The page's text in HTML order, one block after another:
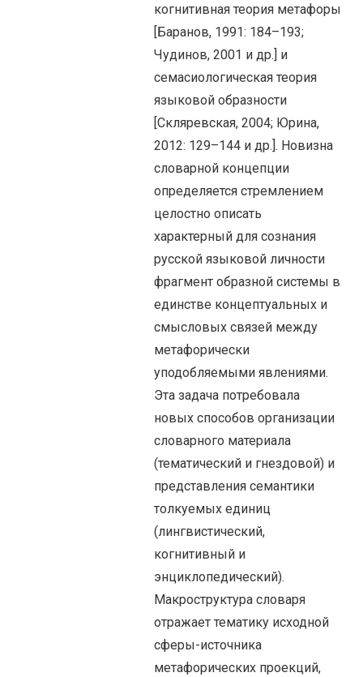
когнитивная теория метафоры
[Баранов, 1991: 184–193;
Чудинов, 2001 и др.] и
семасиологическая теория
языковой образности
[Скляревская, 2004; Юрина,
2012: 129–144 и др.]. Новизна
словарной концепции
определяется стремлением
целостно описать
характерный для сознания
русской языковой личности
фрагмент образной системы в
единстве концептуальных и
смысловых связей между
метафорически
уподобляемыми явлениями.
Эта задача потребовала
новых способов организации
словарного материала
(тематический и гнездовой) и
представления семантики
толкуемых единиц
(лингвистический,
когнитивный и
энциклопедический).
Макроструктура словаря
отражает тематику исходной
сферы-источника
метафорических проекций,